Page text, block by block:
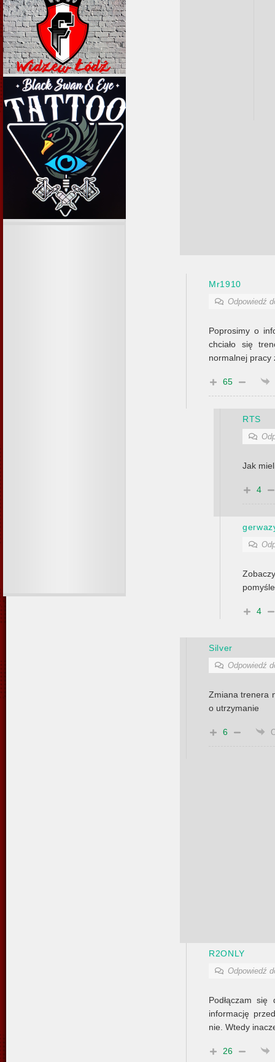
Mr1910
Odpowiedź
Poprosimy o
chciało się
normalnej pracy
65
RTS
Jak
4
4
Silver
Odpowiedź
Zmiana trenera
o utrzymanie
6
R2ONLY
Odpowiedź
Podłączam
informację
nie. Wtedy
26